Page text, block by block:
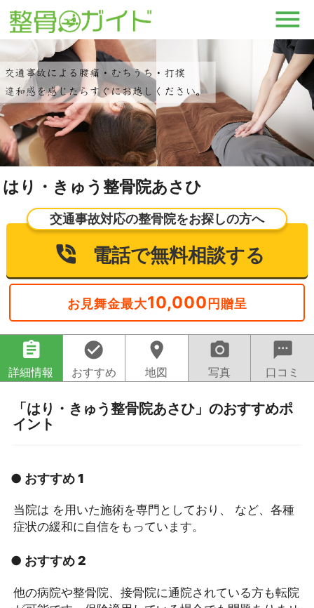
はり・きゅう整骨院あさひ
交通事故対応の整骨院をお探しの方へ
電話で無料相談する
お見舞金最大10,000 円贈呈
assignment
詳細情報
check_circle
おすすめ
location_on
地図
camera_alt
写真
sms
口コミ
「はり・きゅう整骨院あさひ」のおすすめポ
イント
● おすすめ 1
当院は を用いた施術を専門としており、 など、各種
症状の緩和に自信をもっています。
● おすすめ 2
他の病院や整骨院、接骨院に通院されている方も転院